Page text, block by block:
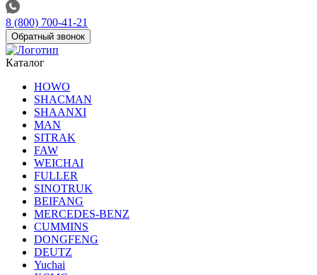
8 (800) 700-41-21
Обратный звонок
Каталог
HOWO
SHACMAN
SHAANXI
MAN
SITRAK
FAW
WEICHAI
FULLER
SINOTRUK
BEIFANG
MERCEDES-BENZ
CUMMINS
DONGFENG
DEUTZ
Yuchai